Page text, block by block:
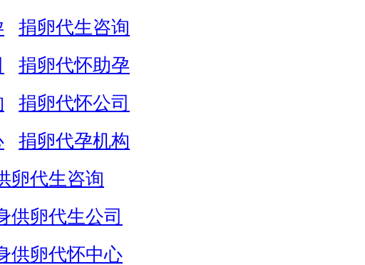
捐卵代生咨询
捐卵代怀助孕
捐卵代怀公司
捐卵代孕机构
卵代生咨询
供卵代生公司
供卵代怀中心